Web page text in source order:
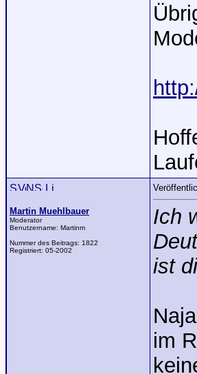
Martin Muehlbauer
Moderator
Benutzername: Martinm
Nummer des Beitrags: 1822
Registriert: 05-2002
Ich
ist
im